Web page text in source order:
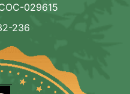
029615
236